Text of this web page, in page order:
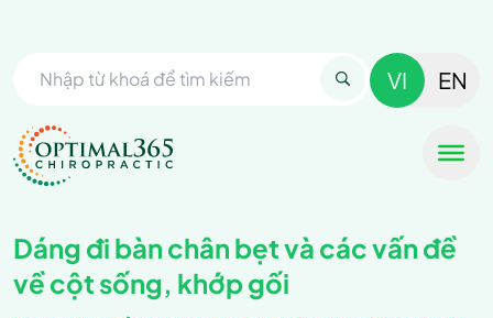
VI EN
Dáng đi bàn chân bẹt và các vấn đề
về cột sống, khớp gối